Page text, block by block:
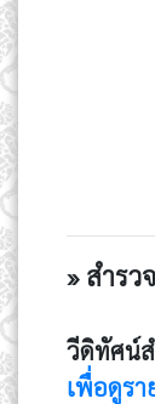
» สำรว
วีดิทัศน์
เพื่อดูรา